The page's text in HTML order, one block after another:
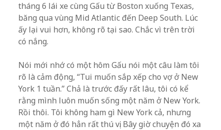
tháng 6 lái xe cùng Gấu từ Boston xuống Texas,
băng qua vùng Mid Atlantic đến Deep South. Lúc
ấy lại vui hơn, không rõ tại sao. Chắc vì trên trời
có nắng.
Nói mới nhớ có một hôm Gấu nói một câu làm tôi
rõ là cảm động, “Tui muốn sắp xếp cho vợ ở New
York 1 tuần.” Chả là trước đấy rất lâu, tôi có kể
rằng mình luôn muốn sống một năm ở New York.
Rồi thôi. Tôi không ham gì New York cả, nhưng
một năm ở đó hẳn rất thú vị. Bây giờ chuyện đó xa